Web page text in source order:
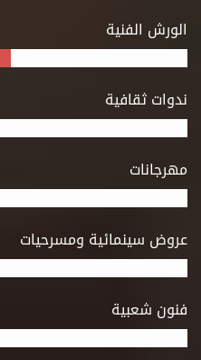
الورش الفنية
ندوات ثقافية
مهرجانات
عروض سينمائية ومسرحيات
فنون شعبية